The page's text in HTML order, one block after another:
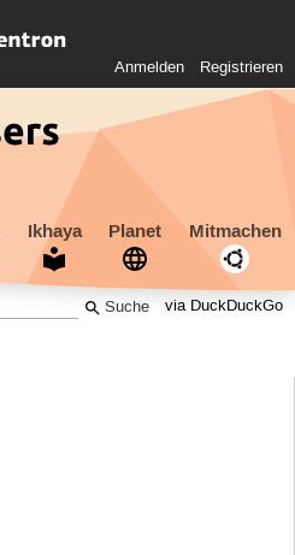
Anmelden Registrieren
Ikhaya Planet Mitmachen
via DuckDuckGo